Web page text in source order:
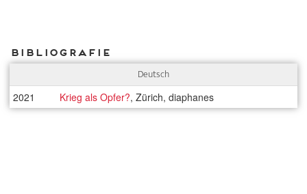
Bibliografie
Deutsch
2021 Krieg als Opfer?, Zürich, diaphanes